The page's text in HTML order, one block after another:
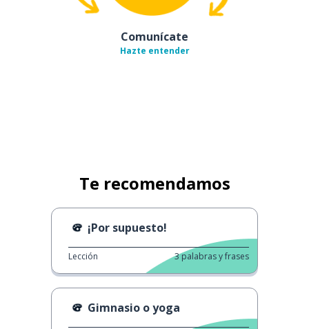
Comunícate
Hazte entender
Te recomendamos
¡Por supuesto!
Lección 3palabras y frases
Gimnasio o yoga